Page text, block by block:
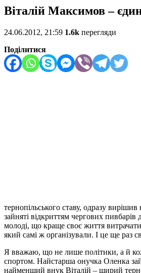
Віталій Максимов –
24.06.2012, 21:59 1.6k перегляди
Поділитися
тернопільського ставу, одразу
зайняті відкриттям чергових
молоді, що краще своє життя
який самі ж організували. І це ще раз
Я вважаю, що не лише політики, а й
спортом. Найстарша онучка Оленка
найменший внук Віталій – щирий